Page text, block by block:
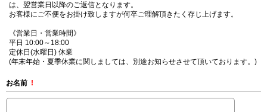
は、翌営業日以降のご返信となります。
お客様にご不便をお掛け致しますが何卒ご理解頂きたく存じ上げます。
《営業日・営業時間》
平日 10:00～18:00
定休日(水曜日) 休業
(年末年始・夏季休業に関しましては、別途お知らせさせて頂いております。)
お名前 !